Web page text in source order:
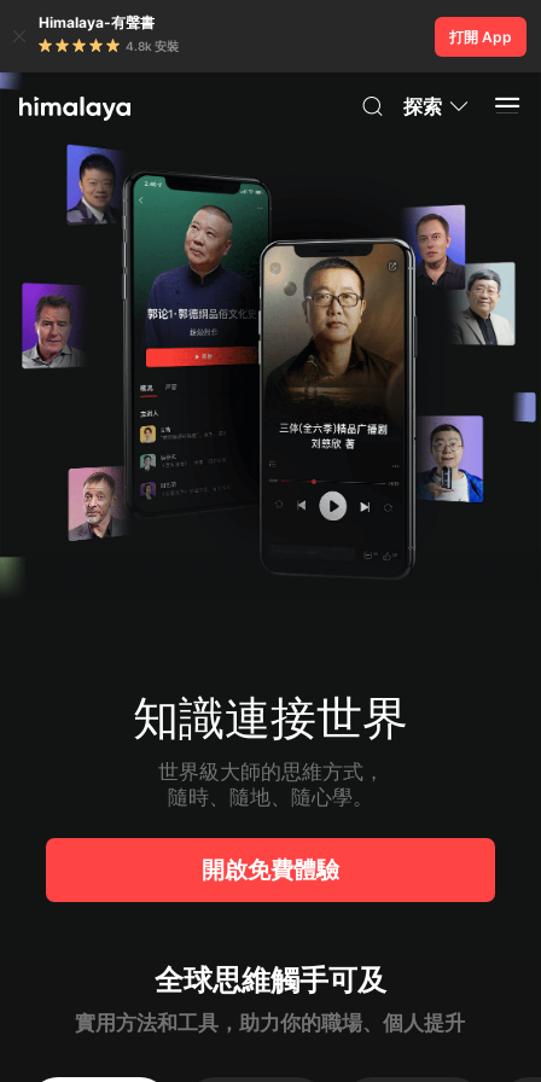
Himalaya-有聲書
4.8k 安裝
打開 App
探索
知識連接世界
世界級大師的思維方式，
隨時、隨地、隨心學。
開啟免費體驗
全球思維觸手可及
實用方法和工具，助力你的職場、個人提升